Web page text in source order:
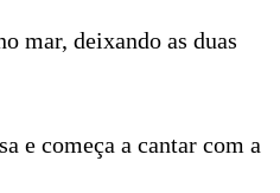
mar, deixando as duas
e começa a cantar com a